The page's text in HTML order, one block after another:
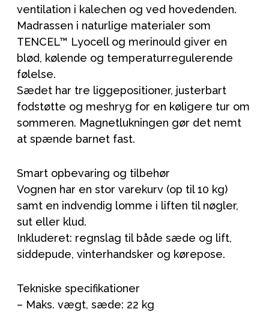
ventilation i kalechen og ved hovedenden.
Madrassen i naturlige materialer som
TENCEL™ Lyocell og merinould giver en
blød, kølende og temperaturregulerende
følelse.
Sædet har tre liggepositioner, justerbart
fodstøtte og meshryg for en køligere tur om
sommeren. Magnetlukningen gør det nemt
at spænde barnet fast.
Smart opbevaring og tilbehør
Vognen har en stor varekurv (op til 10 kg)
samt en indvendig lomme i liften til nøgler,
sut eller klud.
Inkluderet: regnslag til både sæde og lift,
siddepude, vinterhandsker og kørepose.
Tekniske specifikationer
– Maks. vægt, sæde: 22 kg